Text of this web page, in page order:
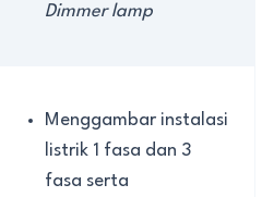
Dimmer lamp
Menggambar instalasi
listrik 1 fasa dan 3
fasa serta